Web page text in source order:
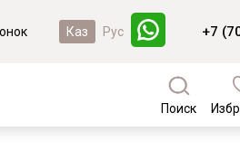
Каз Рус +7
Поиск